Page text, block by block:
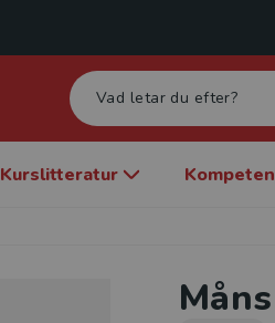
Kurslitteratur